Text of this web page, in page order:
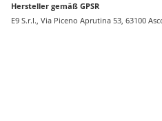
Hersteller gemäß GPSR
E9 S.r.l., Via Piceno Aprutina 53, 63100